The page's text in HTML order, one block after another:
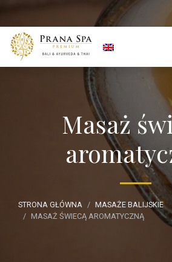
Masaż
STRONA GŁÓWNA
MASAŻE BALIJSKIE
MASAŻ ŚWIECĄ AROMATYCZNĄ